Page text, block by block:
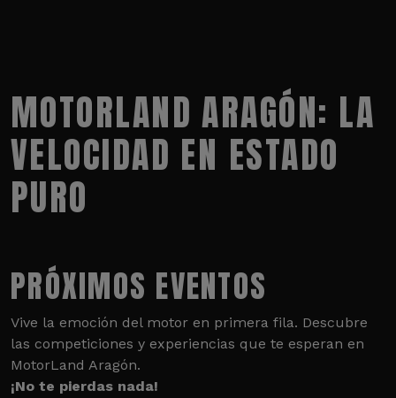
MOTORLAND ARAGÓN: LA
VELOCIDAD EN ESTADO
PURO
PRÓXIMOS EVENTOS
Vive la emoción del motor en primera fila. Descubre
las competiciones y experiencias que te esperan en
MotorLand Aragón.
¡No te pierdas nada!